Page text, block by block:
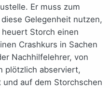
Er muss zum
Gelegenheit nutzen,
Storch einen
Crashkurs in Sachen
Nachhilfelehrer, von
plötzlich abserviert,
auf dem Storchschen